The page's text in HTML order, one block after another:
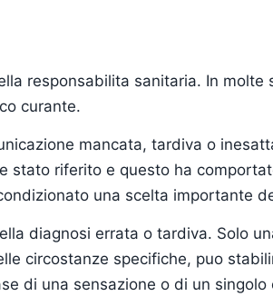
responsabilita sanitaria. In
curante.
mancata, tardiva o
stato riferito e questo ha
una scelta importante
diagnosi errata o tardiva. Solo
circostanze specifiche, puo
di una sensazione o di un singolo